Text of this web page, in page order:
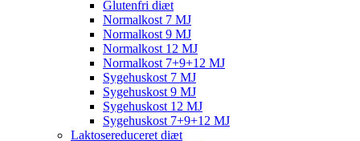
Glutenfri diæt
Normalkost 7 MJ
Normalkost 9 MJ
Normalkost 12 MJ
Normalkost 7+9+12 MJ
Sygehuskost 7 MJ
Sygehuskost 9 MJ
Sygehuskost 12 MJ
Sygehuskost 7+9+12 MJ
Laktosereduceret diæt